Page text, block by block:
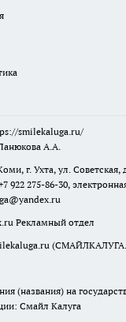
smilekaluga.ru/
А.А.
г. Ухта, ул. Советская,
922 275-86-30,
Рекламный отдел
(названия) на
Смайл Калуга